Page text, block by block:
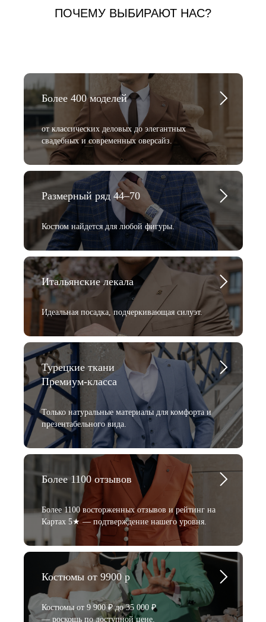
ПОЧЕМУ ВЫБИРАЮТ НАС?
Более 400 моделей
от классических деловых до элегантных
свадебных и современных оверсайз.
Размерный ряд 44–70
Костюм найдется для любой фигуры.
Итальянские лекала
Идеальная посадка, подчеркивающая силуэт.
Турецкие ткани
Премиум-класса
Только натуральные материалы для комфорта и
презентабельного вида.
Более 1100 отзывов
Более 1100 восторженных отзывов и рейтинг на
Картах 5★ — подтверждение нашего уровня.
Костюмы от 9900 р
Костюмы от 9 900 ₽ до 35 000 ₽
— роскошь по доступной цене.